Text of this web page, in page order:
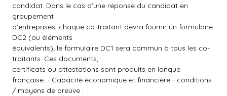
candidat. Dans le cas d'une réponse du candidat en
groupement
d'entreprises, chaque co-traitant devra fournir un formulaire
DC2 (ou éléments
équivalents); le formulaire DC1 sera commun à tous les co-
traitants. Ces documents,
certificats ou attestations sont produits en langue
française. - Capacité économique et financière - conditions
/ moyens de preuve :